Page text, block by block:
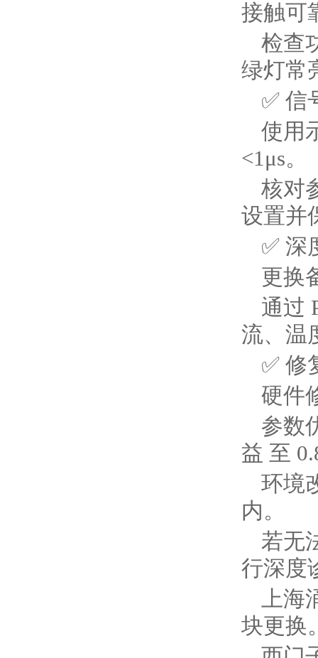
接触可
检查
绿灯常
✅ ‌信
使用
‌<1μs‌。
核对
设置并
✅ ‌深
更换
通过
流、温
✅ ‌修
硬件
参数
益‌ 至
环境
内。
若无
行深度
上海
块更换